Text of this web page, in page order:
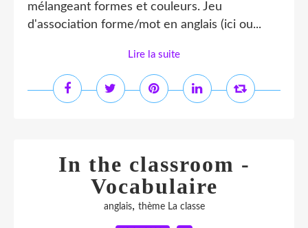
mélangeant formes et couleurs. Jeu
d'association forme/mot en anglais (ici ou...
Lire la suite
In the classroom -
Vocabulaire
anglais, thème La classe